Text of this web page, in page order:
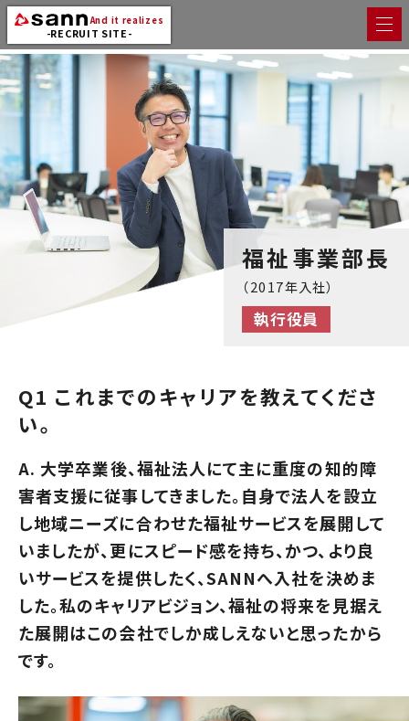
And it realizes
-RECRUIT SITE-
福祉事業部長
（2017年入社）
執行役員
Q1 これまでのキャリアを教えてくださ
い。
A. 大学卒業後、福祉法人にて主に重度の知的障
害者支援に従事してきました。自身で法人を設立
し地域ニーズに合わせた福祉サービスを展開して
いましたが、更にスピード感を持ち、かつ、より良
いサービスを提供したく、SANNへ入社を決めま
した。私のキャリアビジョン、福祉の将来を見据え
た展開はこの会社でしか成しえないと思ったから
です。